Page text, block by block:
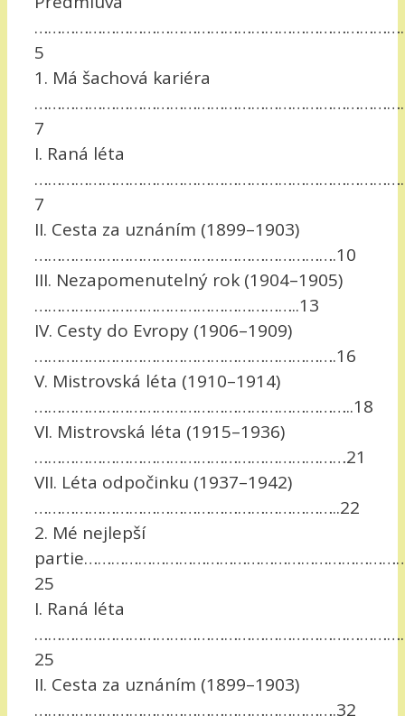
5
1. Má šachová kariéra
7
I. Raná léta
7
II. Cesta za uznáním (1899–1903)
………………………………………………………….10
III. Nezapomenutelný rok (1904–1905)
…………………………………………………..13
IV. Cesty do Evropy (1906–1909)
………………………………………………………….16
V. Mistrovská léta (1910–1914)
……………………………………………………………..18
VI. Mistrovská léta (1915–1936)
……………………………………………………………21
VII. Léta odpočinku (1937–1942)
…………………………………………………………..22
2. Mé nejlepší
25
I. Raná léta
25
II. Cesta za uznáním (1899–1903)
………………………………………………………….32